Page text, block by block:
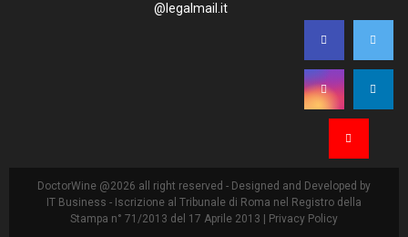
@legalmail.it
DoctorWine @2026 all right reserved - Designed and Developed by
IT Business - Iscrizione al Tribunale di Roma nel Registro della
Stampa n° 71/2013 del 17 Aprile 2013 |
Privacy Policy